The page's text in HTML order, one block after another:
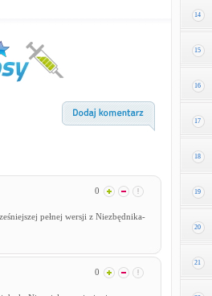
0
pełnej wersji z Niezbędnika-
0
14
15
16
17
18
19
20
21